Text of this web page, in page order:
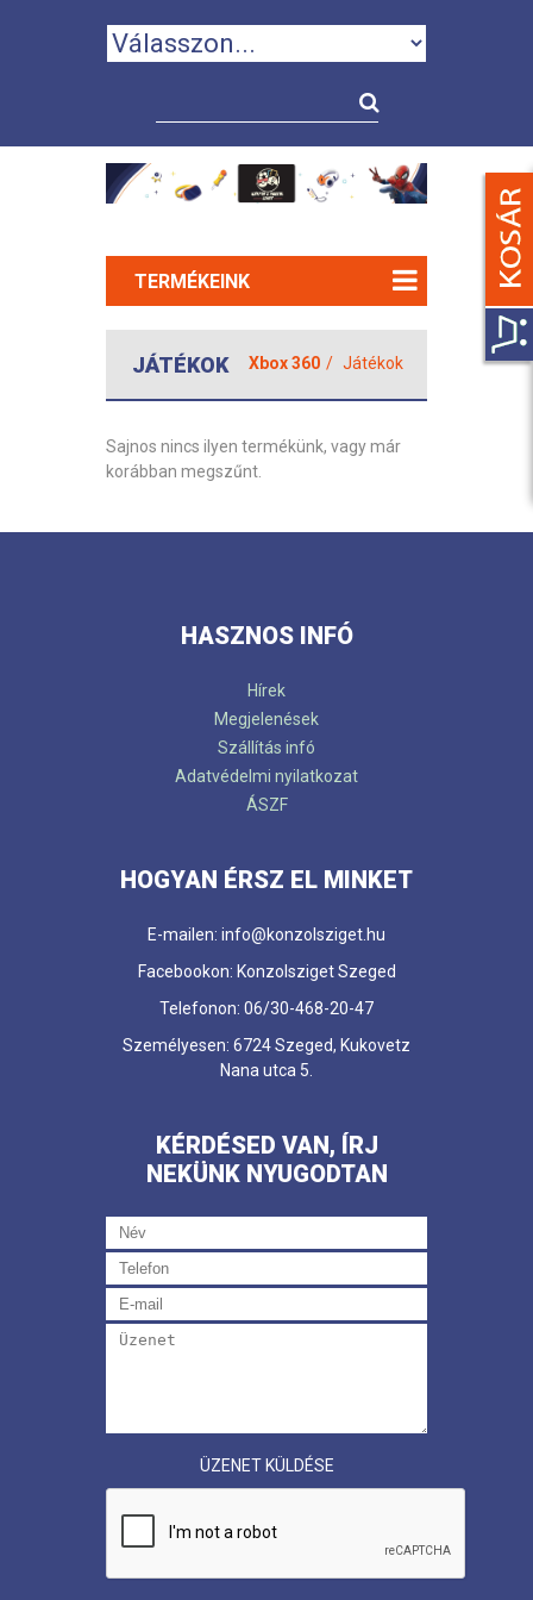
TERMÉKEINK
JÁTÉKOK Xbox 360 Játékok
Sajnos nincs ilyen termékünk, vagy már
korábban megszűnt.
HASZNOS INFÓ
Hírek
Megjelenések
Szállítás infó
Adatvédelmi nyilatkozat
ÁSZF
HOGYAN ÉRSZ EL MINKET
E-mailen: info@konzolsziget.hu
Facebookon: Konzolsziget Szeged
Telefonon: 06/30-468-20-47
Személyesen: 6724 Szeged, Kukovetz
Nana utca 5.
KÉRDÉSED VAN, ÍRJ
NEKÜNK NYUGODTAN
ÜZENET KÜLDÉSE